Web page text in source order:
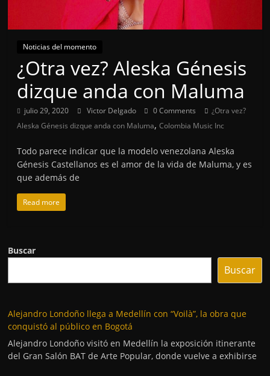
Noticias del momento
¿Otra vez? Aleska Génesis
dizque anda con Maluma
julio 29, 2020 Victor Delgado 0 Comments
¿Otra vez?
Aleska Génesis dizque anda con Maluma,Colombia Music Inc
Todo parece indicar que la modelo venezolana Aleska
Génesis Castellanos es el amor de la vida de Maluma, y es
que además de
Read more
Buscar
Buscar
Alejandro Londoño llega a Medellín con “Voilà”, la obra que
conquistó al público en Bogotá
Alejandro Londoño visitó en Medellín la exposición itinerante
del Gran Salón BAT de Arte Popular, donde vuelve a exhibirse